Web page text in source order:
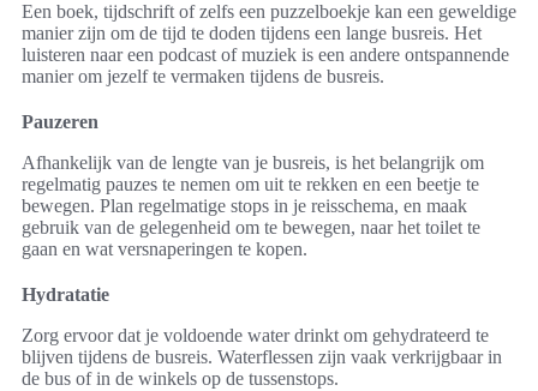
Een boek, tijdschrift of zelfs een puzzelboekje kan een geweldige
manier zijn om de tijd te doden tijdens een lange busreis. Het
luisteren naar een podcast of muziek is een andere ontspannende
manier om jezelf te vermaken tijdens de busreis.
Pauzeren
Afhankelijk van de lengte van je busreis, is het belangrijk om
regelmatig pauzes te nemen om uit te rekken en een beetje te
bewegen. Plan regelmatige stops in je reisschema, en maak
gebruik van de gelegenheid om te bewegen, naar het toilet te
gaan en wat versnaperingen te kopen.
Hydratatie
Zorg ervoor dat je voldoende water drinkt om gehydrateerd te
blijven tijdens de busreis. Waterflessen zijn vaak verkrijgbaar in
de bus of in de winkels op de tussenstops.